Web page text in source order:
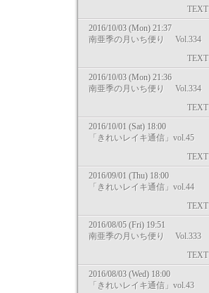
TEXT
2016/10/03 (Mon) 21:37
南亜季の月いち便り Vol.334
TEXT
2016/10/03 (Mon) 21:36
南亜季の月いち便り Vol.334
TEXT
2016/10/01 (Sat) 18:00
「きれいレイキ通信」vol.45
TEXT
2016/09/01 (Thu) 18:00
「きれいレイキ通信」vol.44
TEXT
2016/08/05 (Fri) 19:51
南亜季の月いち便り Vol.333
TEXT
2016/08/03 (Wed) 18:00
「きれいレイキ通信」vol.43